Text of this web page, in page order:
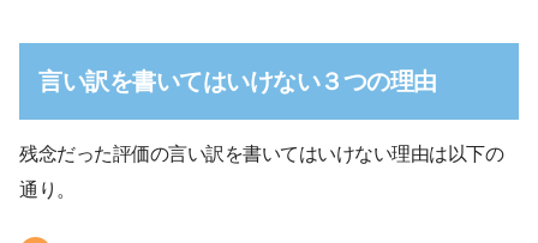
言い訳を書いてはいけない３つの理由
残念だった評価の言い訳を書いてはいけない理由は以下の
通り。